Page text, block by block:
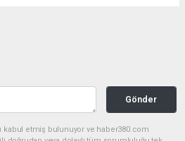
Gönder
kabul etmiş bulunuyor ve haber380.com